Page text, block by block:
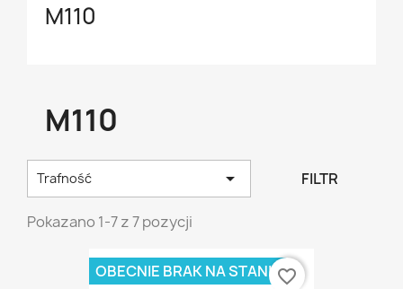
M110
M110
Trafność  FILTR
Pokazano 1-7 z 7 pozycji
OBECNIE BRAK NA STANIEfavorite_border